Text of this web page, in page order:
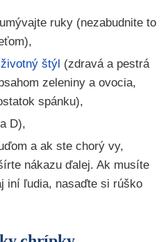
ruky (nezabudnite to
štýl (zdravá a pestrá
zeleniny a ovocia,
spánku),
D),
a ak ste chorý vy,
nákazu ďalej. Ak musíte
iní ľudia, nasaďte si rúško